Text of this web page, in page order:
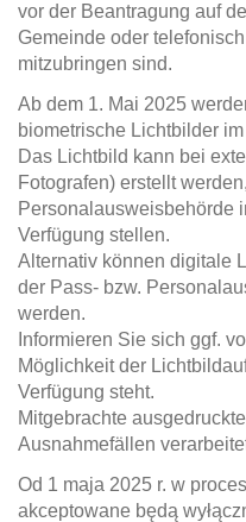
vor der Beantragung auf
Gemeinde oder
mitzubringen sind.
Ab dem 1. Mai 2025
biometrische Lichtbilder
Das Lichtbild kann bei
Fotografen) erstellt
Personalausweisbehörde
Verfügung stellen.
Alternativ können digitale
der Pass- bzw.
werden.
Informieren Sie sich ggf.
Möglichkeit der
Verfügung steht.
Mitgebrachte
Ausnahmefällen
Od 1 maja 2025 r. w
akceptowane będą